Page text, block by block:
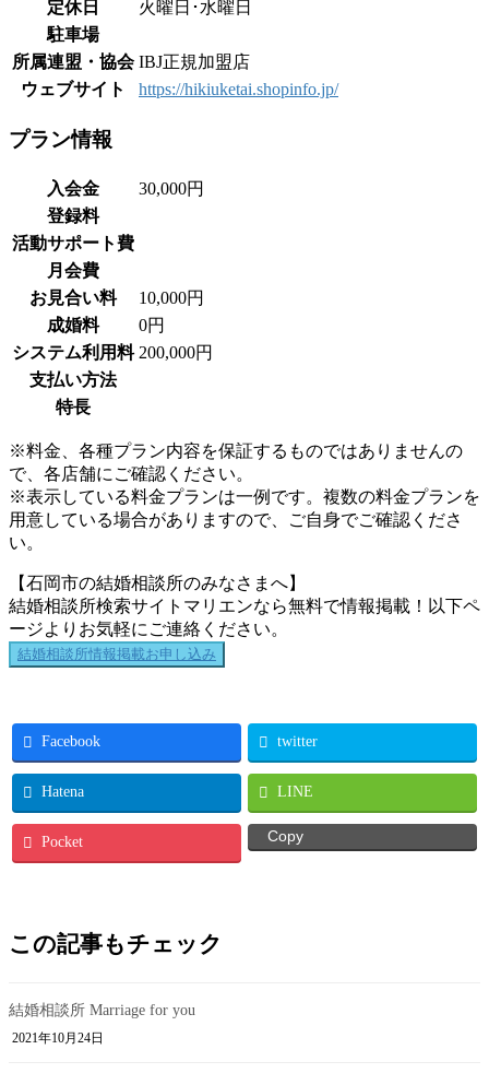
定休日
火曜日･水曜日
駐車場
所属連盟・協会 IBJ正規加盟店
ウェブサイト
https://hikiuketai.shopinfo.jp/
プラン情報
入会金
30,000円
登録料
活動サポート費
月会費
お見合い料
10,000円
成婚料
0円
システム利用料 200,000円
支払い方法
特長
※料金、各種プラン内容を保証するものではありませんの
で、各店舗にご確認ください。
※表示している料金プランは一例です。複数の料金プランを
用意している場合がありますので、ご自身でご確認くださ
い。
【石岡市の結婚相談所のみなさまへ】
結婚相談所検索サイトマリエンなら無料で情報掲載！以下ペ
ージよりお気軽にご連絡ください。
結婚相談所情報掲載お申し込み
Facebook twitter
Hatena LINE
Pocket Copy
この記事もチェック
結婚相談所 Marriage for you
2021年10月24日